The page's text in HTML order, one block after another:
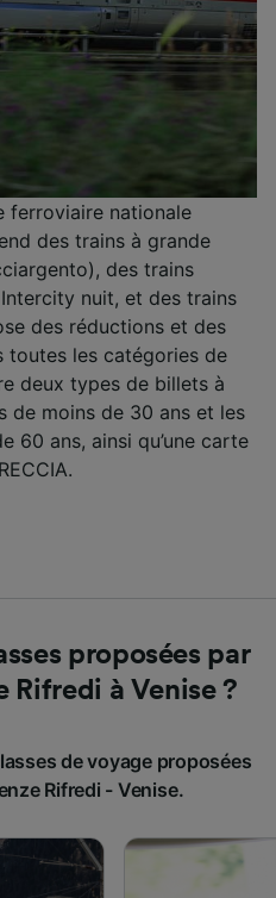
ferroviaire nationale
des trains à grande
des trains
nuit, et des trains
des réductions et des
toutes les catégories de
deux types de billets à
de moins de 30 ans et les
60 ans, ainsi qu’une carte
proposées par
Rifredi à Venise ?
de voyage proposées
Rifredi - Venise.